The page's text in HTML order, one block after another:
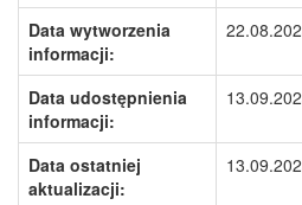
Data wytworzenia
informacji:
Data udostępnienia
informacji:
Data ostatniej
aktualizacji: